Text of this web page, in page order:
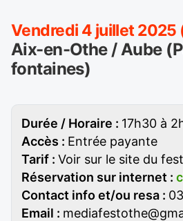
Vendredi 4 juillet 2025
Aix-en-Othe / Aube
fontaines)
Durée / Horaire : 17h30 à
Accès : Entrée payante
Tarif : Voir sur le site du
Réservation sur internet :
Contact info et/ou resa :
Email :